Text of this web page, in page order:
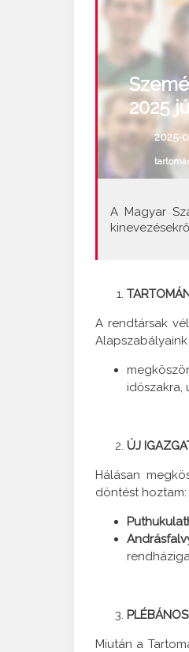
2025
2025-
A Magyar
A rendtársak
időszakra,
ÚJ
Hálásan
döntést hoztam:
Miután a